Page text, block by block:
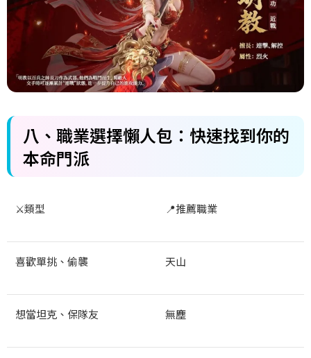
八、 職業選擇懶人包：快速找到你的
本命門派
⚔️類型 📍推薦職業
喜歡單挑、偷襲 天山
想當坦克、保隊友 無塵